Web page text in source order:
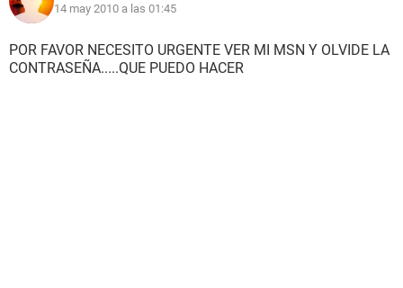
14 may 2010 a las 01:45
POR FAVOR NECESITO URGENTE VER MI MSN Y OLVIDE LA
CONTRASEÑA.....QUE PUEDO HACER